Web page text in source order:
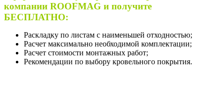
компании ROOFMAG и получите
БЕСПЛАТНО:
Раскладку по листам с наименьшей отходностью;
Расчет максимально необходимой комплектации;
Расчет стоимости монтажных работ;
Рекомендации по выбору кровельного покрытия.